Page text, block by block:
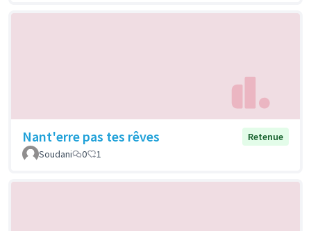
Nant'erre pas tes rêves
Retenue
Soudani
0 1